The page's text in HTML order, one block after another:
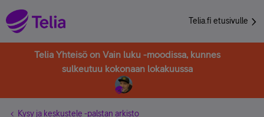
Telia.fi etusivulle
Telia Yhteisö on Vain luku -moodissa, kunnes
sulkeutuu kokonaan lokakuussa
Kysy ja keskustele -palstan arkisto